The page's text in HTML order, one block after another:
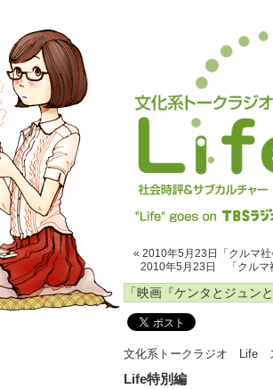
« 2010年5月23日「クルマ
2010年5月23日 「クルマ
「映画『ケンタとジュン
文化系トークラジオ Life
Life特別編